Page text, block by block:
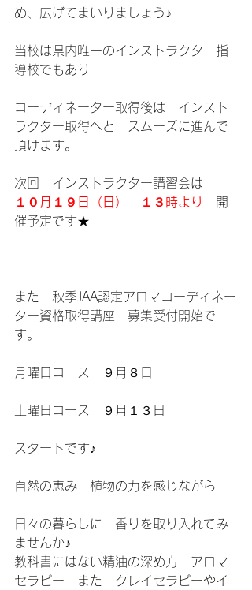
め、広げてまいりましょう♪
当校は県内唯一のインストラクター指
導校でもあり
コーディネーター取得後は　インスト
ラクター取得へと　スムーズに進んで
頂けます。
次回　インストラクター講習会は
１０月１９日（日）　１３時より
開
催予定です★
また　秋季JAA認定アロマコーディネー
ター資格取得講座　募集受付開始で
す。
月曜日コース　９月８日
土曜日コース　９月１３日
スタートです♪
自然の恵み　植物の力を感じながら
日々の暮らしに　香りを取り入れてみ
ませんか♪
教科書にはない精油の深め方　アロマ
セラピー　また　クレイセラピーやイ